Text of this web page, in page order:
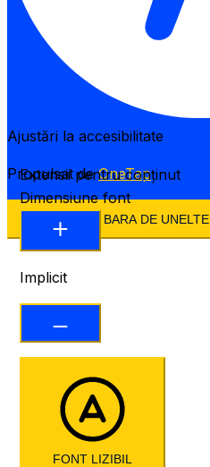
Ajustări la accesibilitate
Propulsat deOneTap
ASCUNDE BARA DE UNELTE
Extensii pentru conținut
Dimensiune font
Implicit
FONT LIZIBIL